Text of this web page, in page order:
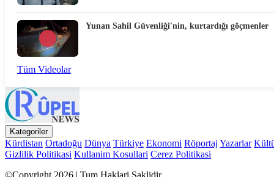
Yunan Sahil Güvenliği'nin, kurtardığı göçmenler
Tüm Videolar
Kategoriler
Kürdistan Ortadoğu Dünya Türkiye Ekonomi Röportaj Yazarlar
Gizlilik Politikasi Kullanim Kosullari Cerez Politikasi
©Copyright 2026 | Tum Haklari Saklidir.